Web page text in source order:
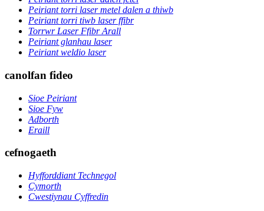
Peiriant torri laser metel dalen a thiwb
Peiriant torri tiwb laser ffibr
Torrwr Laser Ffibr Arall
Peiriant glanhau laser
Peiriant weldio laser
canolfan fideo
Sioe Peiriant
Sioe Fyw
Adborth
Eraill
cefnogaeth
Hyfforddiant Technegol
Cymorth
Cwestiynau Cyffredin